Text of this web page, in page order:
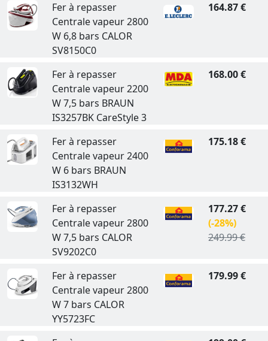
Fer à repasser
Centrale vapeur 2800
W 6,8 bars CALOR
SV8150C0
164.87 €
Fer à repasser
Centrale vapeur 2200
W 7,5 bars BRAUN
IS3257BK CareStyle 3
168.00 €
Fer à repasser
Centrale vapeur 2400
W 6 bars BRAUN
IS3132WH
175.18 €
Fer à repasser
Centrale vapeur 2800
W 7,5 bars CALOR
SV9202C0
177.27 €
(-28%)
249.99 €
Fer à repasser
Centrale vapeur 2800
W 7 bars CALOR
YY5723FC
179.99 €